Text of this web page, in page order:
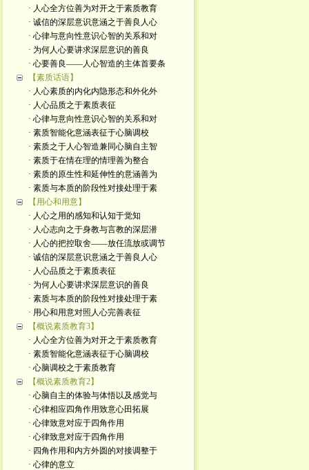
· 人心全方位善为对开之于素质教育
· 诚信的深层意识意涵之于善良人心
· 心律与意向性意识心智的关系和对
· 为何人心要讲求深层意识的善良
· 心要善良——人心智造的主体首要条
【素质话语】
· 人心素质的内化内隐形态和外化外
· 人心品质之于素质表征
· 心律与意向性意识心智的关系和对
· 素质智能化意涵表征于心脑调校
· 素质之于人心智造兼同心脑自主智
· 素质于在情在理的情理善为整合
· 素质的原生性和延伸性的意涵善为
· 素质与本质的阶段性对接处理于素
【用心和用意】
· 人心之用的感知和认知于觉知
· 人心志向之于身教与言教的深层潜
· 人心的把控取舍——放任流放或调节
· 诚信的深层意识意涵之于善良人心
· 人心品质之于素质表征
· 为何人心要讲求深层意识的善良
· 素质与本质的阶段性对接处理于素
· 用心和用意对照人心完善表征
【概说素质教育3】
· 人心全方位善为对开之于素质教育
· 素质智能化意涵表征于心脑调校
· 心脑调校之于素质教育
【概说素质教育2】
· 心脑自主的体验与体悟以及感觉与
· 心律相应四角作用致意心田拓展
· 心律致意对应于四角作用
· 心律致意对应于四角作用
· 四角作用和内方外圆的对接调整于
· 心律的意立